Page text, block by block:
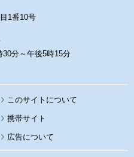
1番10号
分～午後5時15分
このサイトについて
携帯サイト
広告について